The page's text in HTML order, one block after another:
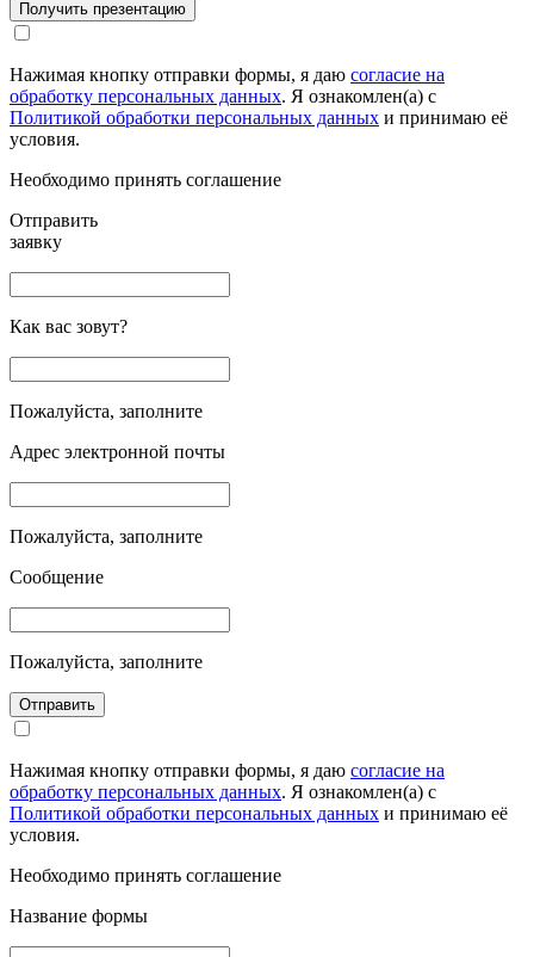
Получить презентацию
Нажимая кнопку отправки формы, я даю согласие на
обработку персональных данных. Я ознакомлен(а) с
Политикой обработки персональных данных и принимаю её
условия.
Необходимо принять соглашение
Отправить
заявку
Как вас зовут?
Пожалуйста, заполните
Адрес электронной почты
Пожалуйста, заполните
Сообщение
Пожалуйста, заполните
Отправить
Нажимая кнопку отправки формы, я даю согласие на
обработку персональных данных. Я ознакомлен(а) с
Политикой обработки персональных данных и принимаю её
условия.
Необходимо принять соглашение
Название формы